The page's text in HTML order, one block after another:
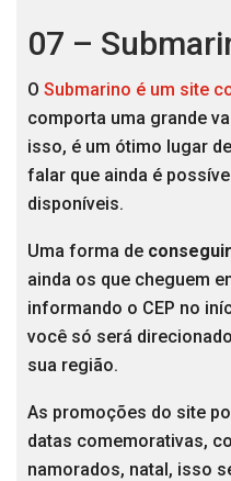
07 –
O Submarino é um site
comporta uma grande
isso, é um ótimo lugar de
falar que ainda é
disponíveis.
Uma forma de
ainda os que cheguem
informando o CEP no
você só será
sua região.
As promoções do site
datas comemorativas,
namorados, natal, isso